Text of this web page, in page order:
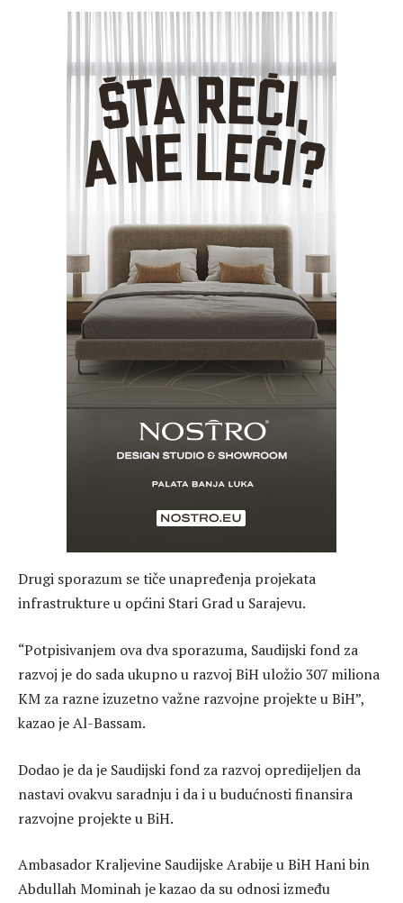
Drugi sporazum se tiče unapređenja projekata
infrastrukture u općini Stari Grad u Sarajevu.
“Potpisivanjem ova dva sporazuma, Saudijski fond za
razvoj je do sada ukupno u razvoj BiH uložio 307 miliona
KM za razne izuzetno važne razvojne projekte u BiH”,
kazao je Al-Bassam.
Dodao je da je Saudijski fond za razvoj opredijeljen da
nastavi ovakvu saradnju i da i u budućnosti finansira
razvojne projekte u BiH.
Ambasador Kraljevine Saudijske Arabije u BiH Hani bin
Abdullah Mominah je kazao da su odnosi između